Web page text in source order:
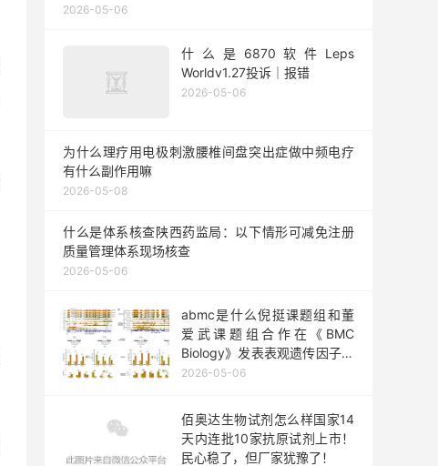
2026-05-06
什么是6870软件Leps
Worldv1.27投诉｜报错
2026-05-06
为什么理疗用电极刺激腰椎间盘突出症做中频电疗
有什么副作用嘛
2026-05-08
什么是体系核查陕西药监局：以下情形可减免注册
质量管理体系现场核查
2026-05-06
abmc是什么倪挺课题组和董
爱武课题组合作在《BMC
Biology》发表表观遗传因子调
控内含子保留的研究成果
2026-05-06
佰奥达生物试剂怎么样国家14
天内连批10家抗原试剂上市！
民心稳了，但厂家犹豫了！